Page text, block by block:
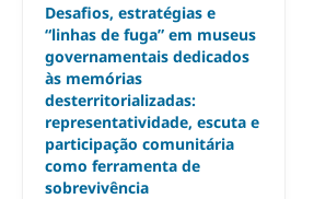
Desafios, estratégias e
“linhas de fuga” em museus
governamentais dedicados
às memórias
desterritorializadas:
representatividade, escuta e
participação comunitária
como ferramenta de
sobrevivência